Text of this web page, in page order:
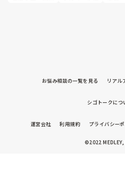
お悩み相談の一覧を見る リアル
シゴトークにつ
運営会社 利用規約 プライバシー
©2022 MEDLEY,